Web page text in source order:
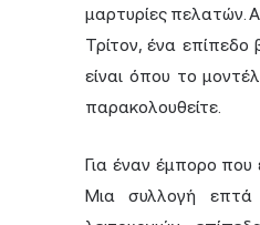
μαρτυρίες πελατών.
Τρίτον, ένα
είναι όπου το
παρακολουθείτε.
Για έναν έμπορο που
Μια συλλογή επτά